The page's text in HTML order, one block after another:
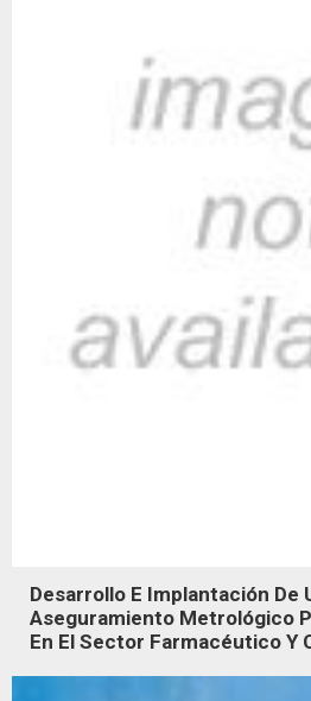
Desarrollo E Implantación De
Aseguramiento Metrológico
En El Sector Farmacéutico Y